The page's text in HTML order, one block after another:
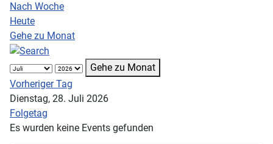
Nach Woche
Heute
Gehe zu Monat
Gehe zu Monat
Vorheriger Tag
Dienstag, 28. Juli 2026
Folgetag
Es wurden keine Events gefunden